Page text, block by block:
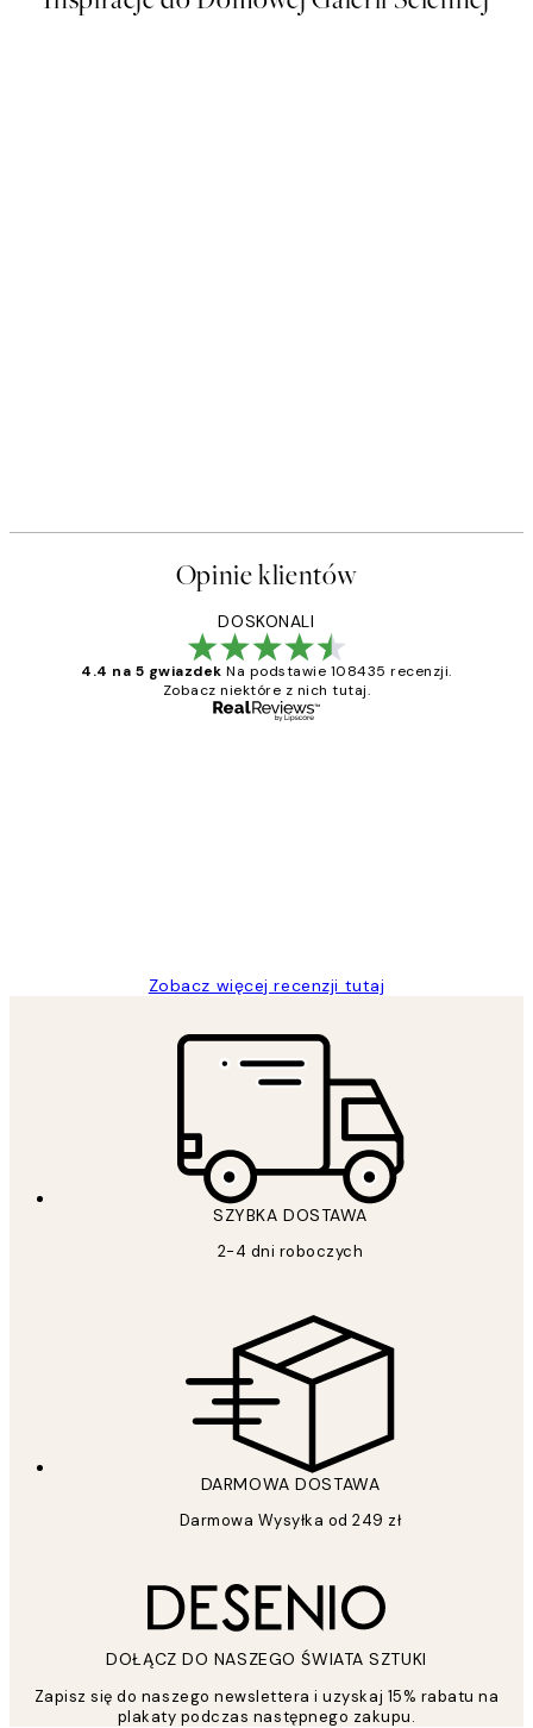
Opinie klientów
DOSKONALI
4.4 na 5 gwiazdek Na podstawie 108435 recenzji.
Zobacz niektóre z nich tutaj.
Zobacz więcej recenzji tutaj
SZYBKA DOSTAWA
2-4 dni roboczych
DARMOWA DOSTAWA
Darmowa Wysyłka od 249 zł
DOŁĄCZ DO NASZEGO ŚWIATA SZTUKI
Zapisz się do naszego newslettera i uzyskaj 15% rabatu na
plakaty podczas następnego zakupu.